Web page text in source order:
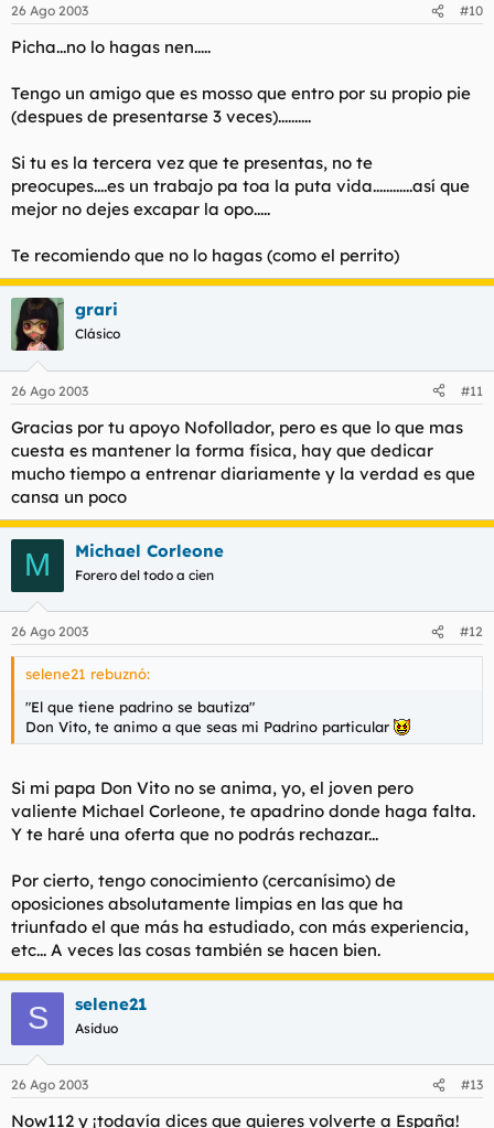
26 Ago 2003 #10
Picha...no lo hagas nen.....
Tengo un amigo que es mosso que entro por su propio pie
(despues de presentarse 3 veces)..........
Si tu es la tercera vez que te presentas, no te
preocupes....es un trabajo pa toa la puta vida............así que
mejor no dejes excapar la opo.....
Te recomiendo que no lo hagas (como el perrito)
grari
Clásico
26 Ago 2003 #11
Gracias por tu apoyo Nofollador, pero es que lo que mas
cuesta es mantener la forma física, hay que dedicar
mucho tiempo a entrenar diariamente y la verdad es que
cansa un poco
M Michael Corleone
Forero del todo a cien
26 Ago 2003 #12
selene21 rebuznó:
"El que tiene padrino se bautiza"
Don Vito, te animo a que seas mi Padrino particular
Si mi papa Don Vito no se anima, yo, el joven pero
valiente Michael Corleone, te apadrino donde haga falta.
Y te haré una oferta que no podrás rechazar...
Por cierto, tengo conocimiento (cercanísimo) de
oposiciones absolutamente limpias en las que ha
triunfado el que más ha estudiado, con más experiencia,
etc... A veces las cosas también se hacen bien.
S selene21
Asiduo
26 Ago 2003 #13
Now112 y ¡todavía dices que quieres volverte a España!